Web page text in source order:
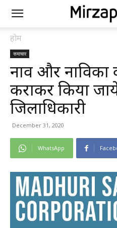
होम
समाचार
नाव और नाविकों
कराकर किया
जिलाधिकारी
December 31, 2020
WhatsApp